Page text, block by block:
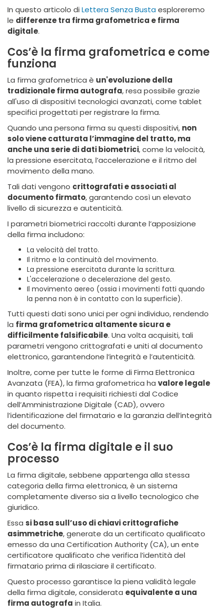
In questo articolo di Lettera Senza Bustaesploreremo
le differenze tra firma grafometrica e firma
digitale.
Cos’è la firma grafometrica e come
funziona
La firma grafometrica è un'evoluzione della
tradizionale firma autografa, resa possibile grazie
all'uso di dispositivi tecnologici avanzati, come tablet
specifici progettati per registrare la firma.
Quando una persona firma su questi dispositivi, non
solo viene catturata l’immagine del tratto, ma
anche una serie di dati biometrici, come la velocità,
la pressione esercitata, l’accelerazione e il ritmo del
movimento della mano.
Tali dati vengono crittografati e associati al
documento firmato, garantendo così un elevato
livello di sicurezza e autenticità.
I parametri biometrici raccolti durante l’apposizione
della firma includono:
La velocità del tratto.
Il ritmo e la continuità del movimento.
La pressione esercitata durante la scrittura.
L'accelerazione o decelerazione del gesto.
Il movimento aereo (ossia i movimenti fatti quando
la penna non è in contatto con la superficie).
Tutti questi dati sono unici per ogni individuo, rendendo
la firma grafometrica altamente sicura e
difficilmente falsificabile. Una volta acquisiti, tali
parametri vengono crittografati e uniti al documento
elettronico, garantendone l’integrità e l’autenticità.
Inoltre, come per tutte le forme di Firma Elettronica
Avanzata (FEA), la firma grafometrica ha valore legale
in quanto rispetta i requisiti richiesti dal Codice
dell’Amministrazione Digitale (CAD), ovvero
l’identificazione del firmatario e la garanzia dell’integrità
del documento.
Cos’è la firma digitale e il suo
processo
La firma digitale, sebbene appartenga alla stessa
categoria della firma elettronica, è un sistema
completamente diverso sia a livello tecnologico che
giuridico.
Essa si basa sull’uso di chiavi crittografiche
asimmetriche, generate da un certificato qualificato
emesso da una Certification Authority (CA), un ente
certificatore qualificato che verifica l’identità del
firmatario prima di rilasciare il certificato.
Questo processo garantisce la piena validità legale
della firma digitale, considerata equivalente a una
firma autografa in Italia.